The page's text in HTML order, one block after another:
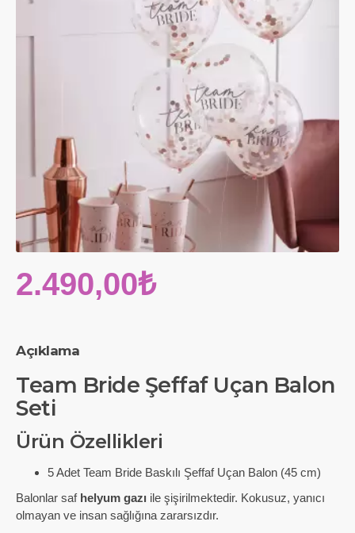
Açıklama
Team Bride Şeffaf Uçan Balon
Seti
Ürün Özellikleri
5 Adet Team Bride Baskılı Şeffaf Uçan Balon (45 cm)
Balonlar saf helyum gazı ile şişirilmektedir. Kokusuz, yanıcı
olmayan ve insan sağlığına zararsızdır.
2.490,00₺